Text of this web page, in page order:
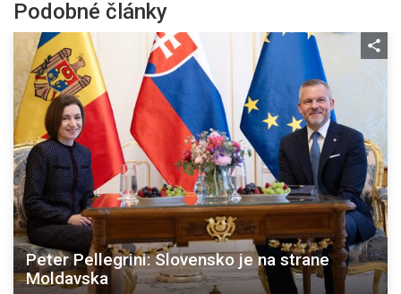
Podobné články
Peter Pellegrini: Slovensko je na strane
Moldavska